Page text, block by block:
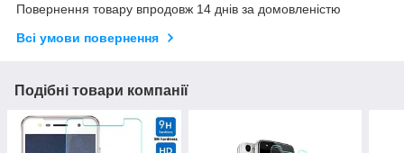
Повернення товару впродовж 14 днів за домовленістю
Всі умови повернення
Подібні товари компанії